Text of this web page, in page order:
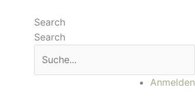
Search
Search
Anmelden